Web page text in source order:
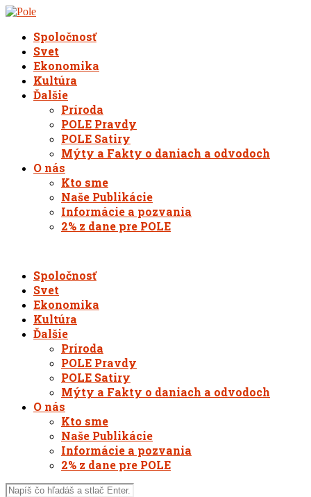
Spoločnosť
Svet
Ekonomika
Kultúra
Ďalšie
Príroda
POLE Pravdy
POLE Satiry
Mýty a Fakty o daniach a odvodoch
O nás
Kto sme
Naše Publikácie
Informácie a pozvania
2% z dane pre POLE
Spoločnosť
Svet
Ekonomika
Kultúra
Ďalšie
Príroda
POLE Pravdy
POLE Satiry
Mýty a Fakty o daniach a odvodoch
O nás
Kto sme
Naše Publikácie
Informácie a pozvania
2% z dane pre POLE